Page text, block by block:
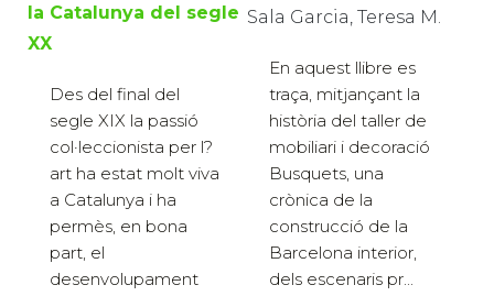
la Catalunya del segle
XX
Des del final del
segle XIX la passió
col·leccionista per l?
art ha estat molt viva
a Catalunya i ha
permès, en bona
part, el
desenvolupament
Sala Garcia, Teresa M.
En aquest llibre es
traça, mitjançant la
història del taller de
mobiliari i decoració
Busquets, una
crònica de la
construcció de la
Barcelona interior,
dels escenaris pr...